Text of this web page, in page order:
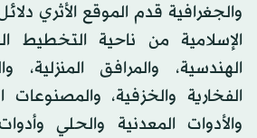
والجغرافية قدم الموقع الأثري
الإسلامية من ناحية التخطيط
الهندسية، والمرافق المنزلية،
الفخارية والخزفية، والمصنوعات
والأدوات المعدنية والحلي